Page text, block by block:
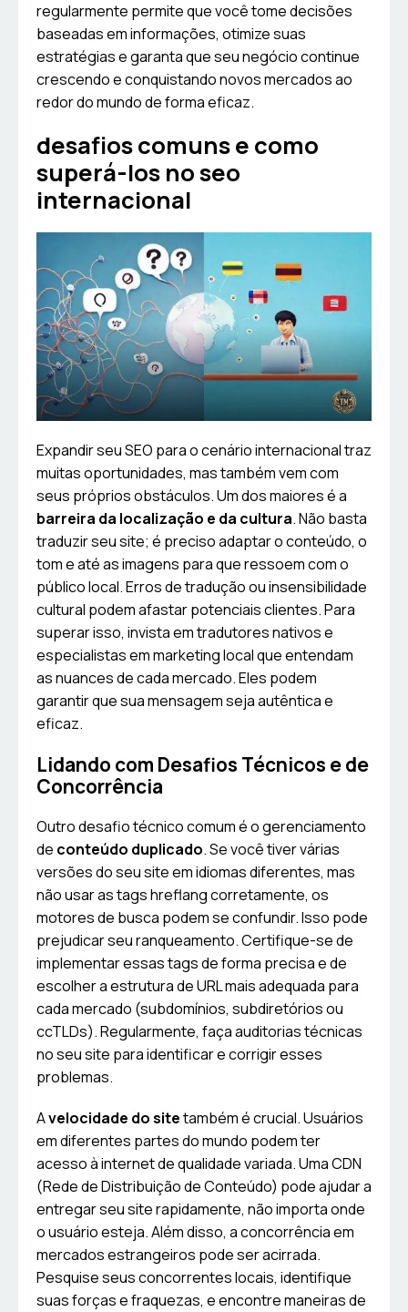
regularmente permite que você tome decisões
baseadas em informações, otimize suas
estratégias e garanta que seu negócio continue
crescendo e conquistando novos mercados ao
redor do mundo de forma eficaz.
desafios comuns e como
superá-los no seo
internacional
Expandir seu SEO para o cenário internacional traz
muitas oportunidades, mas também vem com
seus próprios obstáculos. Um dos maiores é a
barreira da localização e da cultura. Não basta
traduzir seu site; é preciso adaptar o conteúdo, o
tom e até as imagens para que ressoem com o
público local. Erros de tradução ou insensibilidade
cultural podem afastar potenciais clientes. Para
superar isso, invista em tradutores nativos e
especialistas em marketing local que entendam
as nuances de cada mercado. Eles podem
garantir que sua mensagem seja autêntica e
eficaz.
Lidando com Desafios Técnicos e de
Concorrência
Outro desafio técnico comum é o gerenciamento
de conteúdo duplicado. Se você tiver várias
versões do seu site em idiomas diferentes, mas
não usar as tags hreflang corretamente, os
motores de busca podem se confundir. Isso pode
prejudicar seu ranqueamento. Certifique-se de
implementar essas tags de forma precisa e de
escolher a estrutura de URL mais adequada para
cada mercado (subdomínios, subdiretórios ou
ccTLDs). Regularmente, faça auditorias técnicas
no seu site para identificar e corrigir esses
problemas.
Avelocidade do sitetambém é crucial. Usuários
em diferentes partes do mundo podem ter
acesso à internet de qualidade variada. Uma CDN
(Rede de Distribuição de Conteúdo) pode ajudar a
entregar seu site rapidamente, não importa onde
o usuário esteja. Além disso, a concorrência em
mercados estrangeiros pode ser acirrada.
Pesquise seus concorrentes locais, identifique
suas forças e fraquezas, e encontre maneiras de